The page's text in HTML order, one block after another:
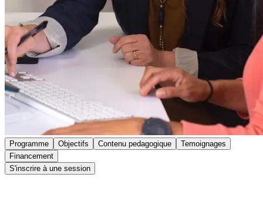
Programme Objectifs Contenu pedagogique
Temoignages
Financement
S'inscrire à une session